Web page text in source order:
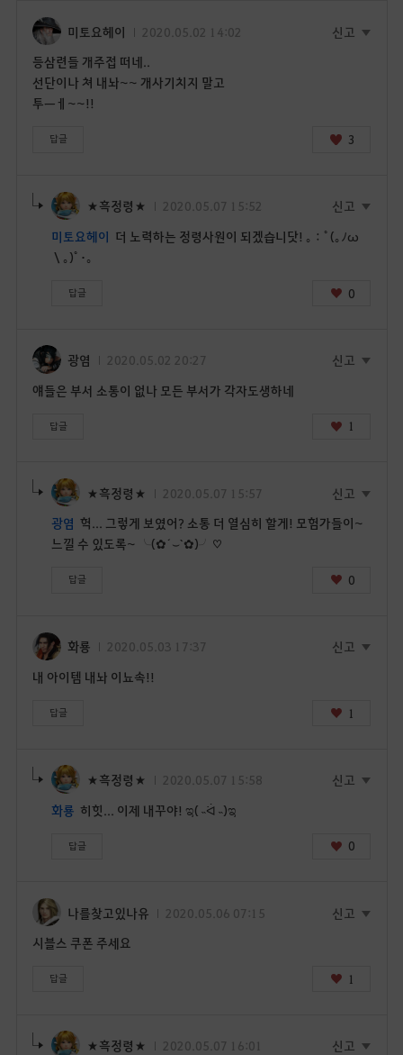
미토요헤이 2020.05.02 14:02
신고
등삼련들 개주접 떠네..
선단이나 쳐 내놔~~ 개사기치지 말고
투ㅡㅔ~~!!
답글 3
★흑정령★ 2020.05.07 15:52
신고
미토요헤이 더 노력하는 정령사원이 되겠습니닷! ｡：ﾟ(｡ﾉω
＼｡)ﾟ･｡
답글 0
광염 2020.05.02 20:27
신고
얘들은 부서 소통이 없나 모든 부서가 각자도생하네
답글 1
★흑정령★ 2020.05.07 15:57
신고
광염 헉... 그렇게 보였어? 소통 더 열심히 할게! 모험가들이~
느낄 수 있도록~ ╰(✿´⌣`✿)╯♡
답글 0
화룡 2020.05.03 17:37
신고
내 아이템 내놔 이뇨속!!
답글 1
★흑정령★ 2020.05.07 15:58
신고
화룡 히힛... 이제 내꾸야! ಇ( ˵ᐛ ˵)ಇ
답글 0
나를찾고있나유 2020.05.06 07:15
신고
시블스 쿠폰 주세요
답글 1
★흑정령★ 2020.05.07 16:01
신고